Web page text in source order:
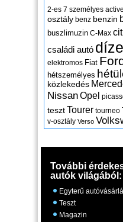
2-es 7 személyes active
osztály benz benzin
buszlimuzin C-Max
családi autó
elektromos Fiat
hétszemélyes
közlekedés
NissanOpel
tesztTourer tourneo
v-osztály Verso
További
autók világából:
Egyterű
Teszt
Magazin